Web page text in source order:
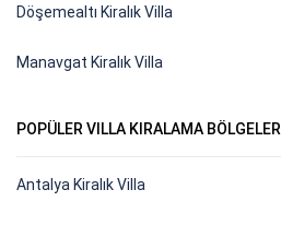
Döşemealtı Kiralık Villa
Manavgat Kiralık Villa
POPÜLER VILLA KIRALAMA BÖLGELERI
Antalya Kiralık Villa